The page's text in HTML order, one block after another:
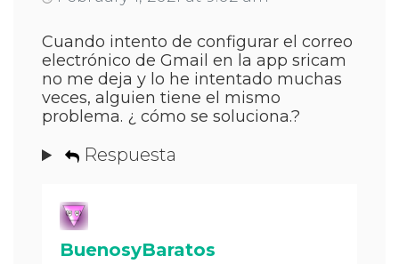
Cuando intento de configurar el correo
electrónico de Gmail en la app sricam
no me deja y lo he intentado muchas
veces, alguien tiene el mismo
problema. ¿ cómo se soluciona.?
Respuesta
BuenosyBaratos